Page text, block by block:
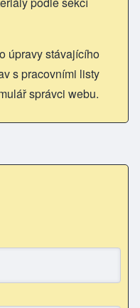
úpravy stávajícího
s pracovními listy
správci webu.